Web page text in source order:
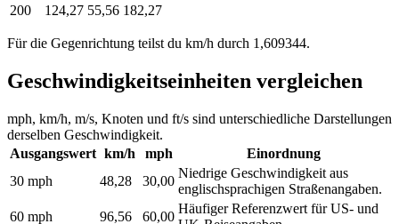
200
124,27 55,56 182,27
Für die Gegenrichtung teilst du km/h durch 1,609344.
Geschwindigkeitseinheiten vergleichen
mph, km/h, m/s, Knoten und ft/s sind unterschiedliche Darstellungen
derselben Geschwindigkeit.
Ausgangswert km/h mph
Einordnung
30 mph
48,28 30,00
Niedrige Geschwindigkeit aus
englischsprachigen Straßenangaben.
60 mph
96,56 60,00
Häufiger Referenzwert für US- und